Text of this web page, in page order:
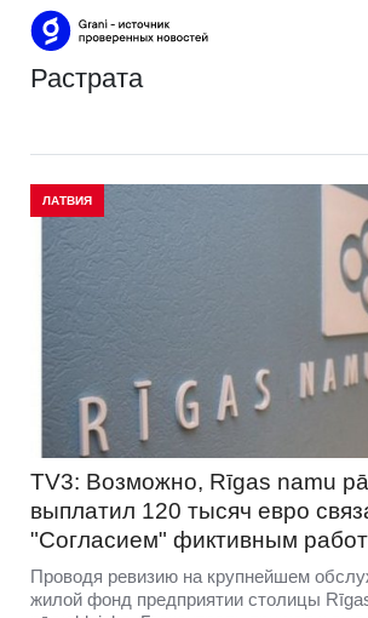
растрата
ЛАТВИЯ
TV3: Возможно, Rīgas namu
выплатил 120 тысяч евро
"Согласием" фиктивным
Проводя ревизию на крупнейшем
жилой фонд предприятии столицы